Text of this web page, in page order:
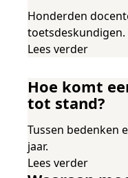
Snel naar
Bestellen
Nieuwsbrief Kijk-
Snel naar
Ondersteuning
Training
Aanmelden
Snel naar
Academische
Alfabetisering
Snel naar
Alfa-toetsen
Snel naar
Meer
NLQF kwalificatie
Zorg & welzijn
Nienke Elijzen
Kim Hendriks-
Saila Kiriwenno-
Promotieonderzoek
Snel naar
Themadossier
Een toets beoordelen
De leeropbrengst
Kennisbank Stichting
Werken bij
Docenten gezocht
Zzp-trainers gezocht
Stageopdrachten
Honderden
toetsdeskundigen.
Lees verder
Hoe komt
tot stand?
Tussen bedenken
jaar.
Lees verder